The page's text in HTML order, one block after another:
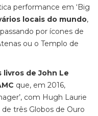
performance em ‘Big
locais do mundo,
por ícones de
ou o Templo de
de John Le
que, em 2016,
com Hugh Laurie
três Globos de Ouro